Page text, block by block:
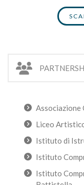
Associazione
Liceo
Istituto di
Istituto
Istituto